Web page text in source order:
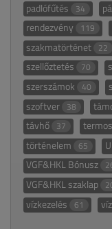
padlófűtés 34
rendezvény 119
szakmatörténet 22
szellőztetés 70
szerszámok 40
szoftver 38
távhő 37
történelem 65
VGF&HKL Bónusz
VGF&HKL szaklap
vízkezelés 61